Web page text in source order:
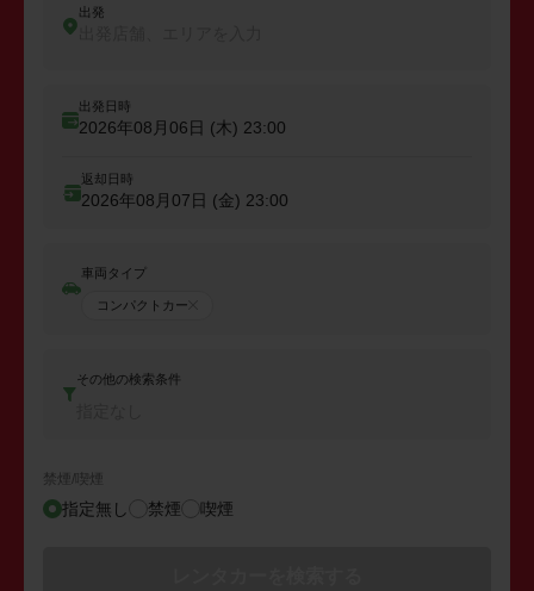
出発
出発日時
2026年08月06日 (木) 23:00
返却日時
2026年08月07日 (金) 23:00
車両タイプ
コンパクトカー
その他の検索条件
禁煙/喫煙
指定無し 禁煙 喫煙